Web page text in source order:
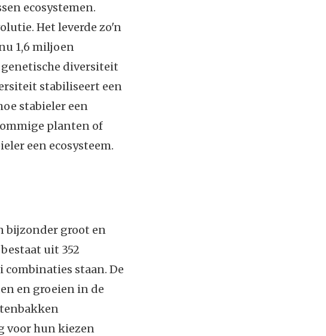
ecosystemen.
Het leverde zo'n
1,6 miljoen
diversiteit
stabiliseert een
stabieler een
planten of
een ecosysteem.
bijzonder groot en
uit 352
staan. De
en groeien in de
voor hun kiezen